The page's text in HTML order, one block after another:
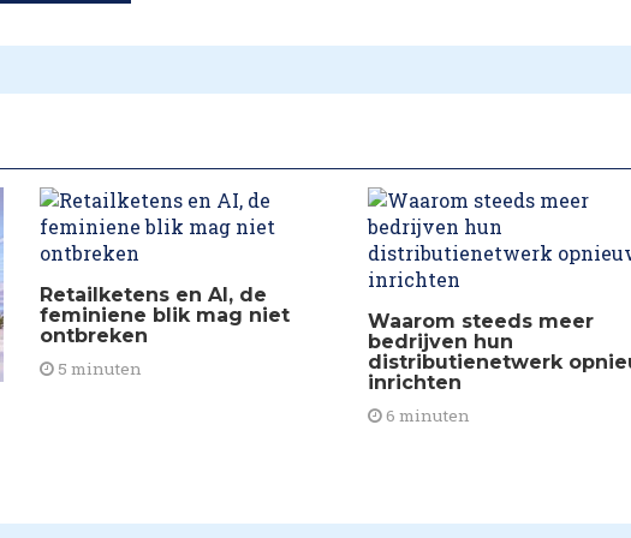
Retailketens en AI, de
feminiene blik mag niet
ontbreken
5 minuten
Waarom steeds meer
bedrijven hun
distributienetwerk
inrichten
6 minuten